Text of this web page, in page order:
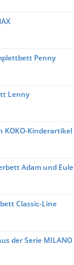
Penny
Lenny
KOKO-Kinderartikel
Adam und Eule
Classic-Line
der Serie MILANO